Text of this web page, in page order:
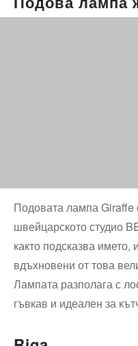
Подовата лампа Giraffe
швейцарското студио
както подсказва
вдъхновени от това
Лампата разполага с
гъвкав и идеален за